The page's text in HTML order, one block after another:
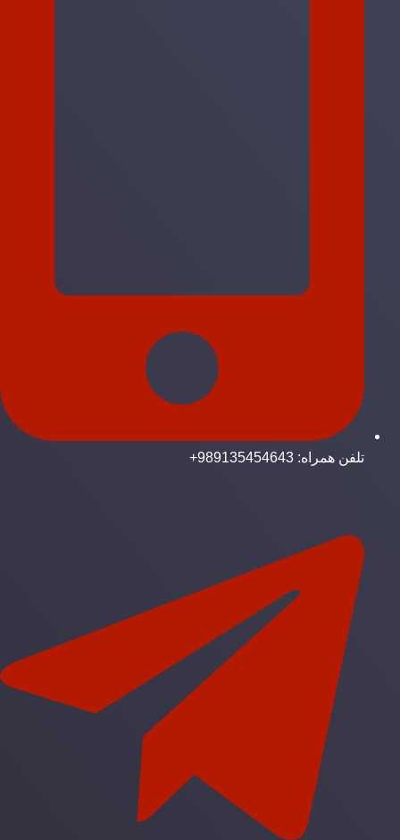
تلفن همراه: 989135454643+